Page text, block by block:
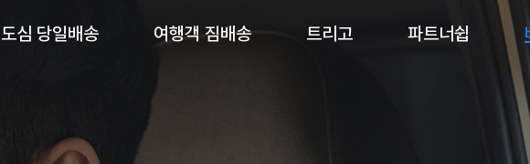
도심 당일배송 여행객 짐배송 트리고 파트너쉽